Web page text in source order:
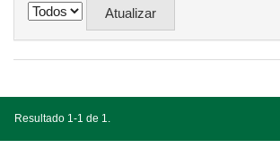
Resultado 1-1 de 1.